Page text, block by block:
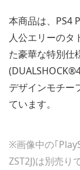
本商品は、PS4
人公エリーのタ
た豪華な特別仕
デザインモチー
ています。
※画像中の｢
ZST2J)は別売り